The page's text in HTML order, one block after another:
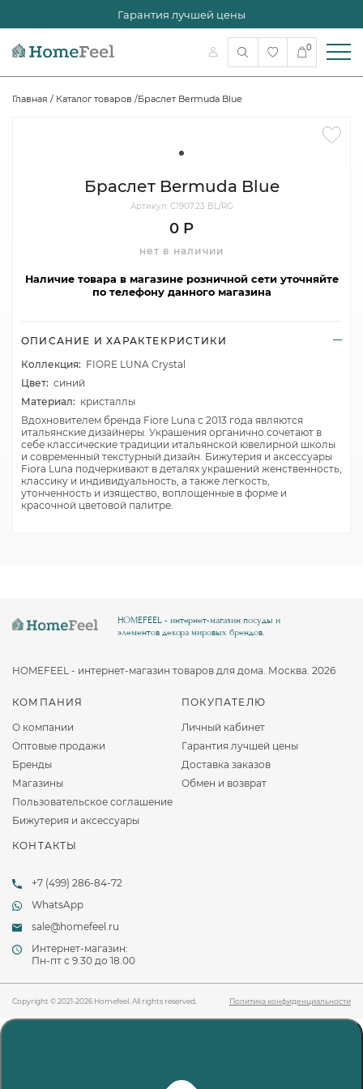
Гарантия лучшей цены
0
Главная / Каталог товаров /Браслет Bermuda Blue
Браслет Bermuda Blue
Артикул: C1907.23 BL/RG
0 Р
нет в наличии
Наличие товара в магазине розничной сети уточняйте
по телефону данного магазина
ОПИСАНИЕ И ХАРАКТЕКРИСТИКИ
Коллекция: FIORE LUNA Crystal
Цвет: синий
Материал: кристаллы
Вдохновителем бренда Fiore Luna с 2013 года являются
итальянские дизайнеры. Украшения органично сочетают в
себе классические традиции итальянской ювелирной школы
и современный текстурный дизайн. Бижутерия и аксессуары
Fiora Luna подчеркивают в деталях украшений женственность,
классику и индивидуальность, а также легкость,
утонченность и изящество, воплощенные в форме и
красочной цветовой палитре.
КОМПАНИЯ
О компании
Оптовые продажи
Бренды
Магазины
Пользовательское соглашение
Бижутерия и аксессуары
ПОКУПАТЕЛЮ
Личный кабинет
Гарантия лучшей цены
Доставка заказов
Обмен и возврат
КОНТАКТЫ
+7 (499) 286-84-72
WhatsApp
sale@homefeel.ru
Интернет-магазин:
Пн-пт c 9.30 до 18.00
HOMEFEEL - интернет-магазин посуды и
элементов декора мировых брендов.
HOMEFEEL - интернет-магазин товаров для дома. Москва. 2026
Copyright © 2021-2026 Homefeel. All rights reserved. Политика конфиденциальности